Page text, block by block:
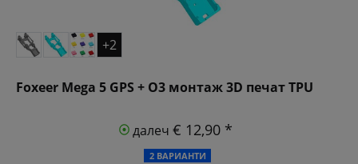
+2
Foxeer Mega 5 GPS + O3 монтаж 3D печат TPU
далеч€ 12,90 *
2 ВАРИАНТИ